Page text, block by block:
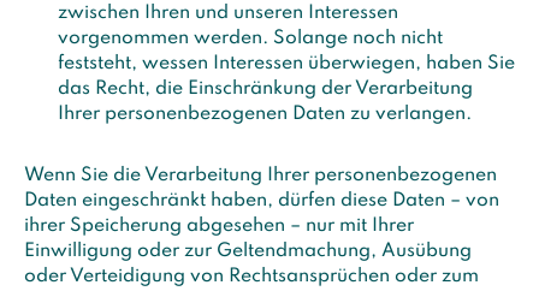
zwischen Ihren und unseren Interessen
vorgenommen werden. Solange noch nicht
feststeht, wessen Interessen überwiegen, haben Sie
das Recht, die Einschränkung der Verarbeitung
Ihrer personenbezogenen Daten zu verlangen.
Wenn Sie die Verarbeitung Ihrer personenbezogenen
Daten eingeschränkt haben, dürfen diese Daten – von
ihrer Speicherung abgesehen – nur mit Ihrer
Einwilligung oder zur Geltendmachung, Ausübung
oder Verteidigung von Rechtsansprüchen oder zum